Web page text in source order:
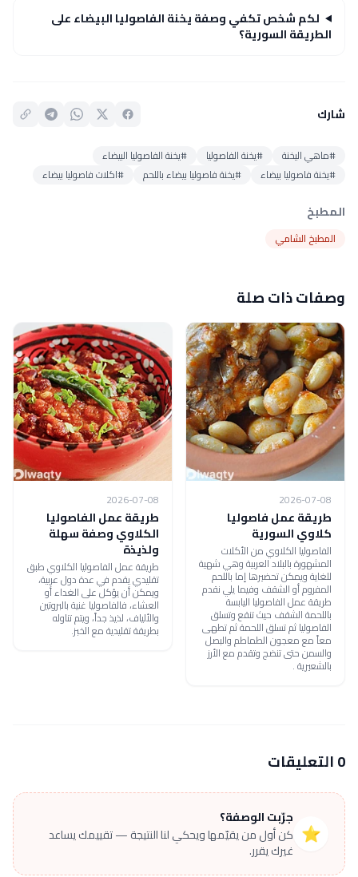
لكم شخص تكفي وصفة يخنة الفاصوليا البيضاء على
الطريقة السورية؟
شارك
#ماهي اليخنة #يخنة الفاصوليا
#يخنة الفاصوليا البيضاء
#يخنة فاصوليا بيضاء
#يخنة فاصوليا بيضاء باللحم #اكلات فاصوليا بيضاء
المطبخ
المطبخ الشامي
وصفات ذات صلة
2026-07-08
طريقة عمل فاصوليا
كلاوي السورية
الفاصوليا الكلاوي من الأكلات
المشهورة بالبلاد العربية وهي شهية
للغاية ويمكن تحضيرها إما باللحم
المفروم أو الشقف وفيما يلي نقدم
طريقة عمل الفاصوليا اليابسة
باللحمة الشقف حيث تنقع وتسلق
الفاصوليا ثم تسلق اللحمة ثم تطهى
معاً مع معجون الطماطم والبصل
والسمن حتى تنضج وتقدم مع الأرز
بالشعيرية .
2026-07-08
طريقة عمل الفاصوليا
الكلاوي وصفة سهلة
ولذيذة
طريقة عمل الفاصوليا الكلاوي طبق
تقليدي يقدم في عدة دول عربية،
ويمكن أن يؤكل على الغداء أو
العشاء، فالفاصوليا غنية بالبروتين
والألياف، لذيذ جداً، ويتم تناوله
بطريقة تقليدية مع الخبز.
0 التعليقات
⭐
جرّبت الوصفة؟
كن أول من يقيّمها ويحكي لنا النتيجة — تقييمك يساعد
غيرك يقرر.